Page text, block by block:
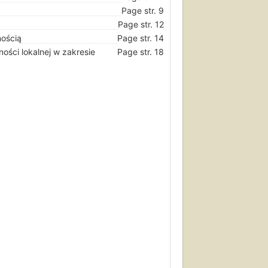
Page str. 9
Page str. 12
Page str. 14
lokalnej w zakresie
Page str. 18